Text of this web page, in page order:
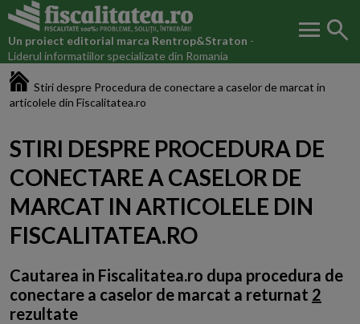
Un proiect editorial marca Rentrop&Straton -
Liderul informatiilor specializate din Romania
menu search
Stiri despre Procedura de conectare a caselor de marcat in
articolele din Fiscalitatea.ro
STIRI DESPRE PROCEDURA DE
CONECTARE A CASELOR DE
MARCAT IN ARTICOLELE DIN
FISCALITATEA.RO
Cautarea in Fiscalitatea.ro dupa procedura de
conectare a caselor de marcat a returnat 2
rezultate